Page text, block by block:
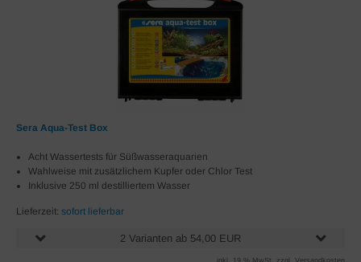
Sera Aqua-Test Box
Acht Wassertests für Süßwasseraquarien
Wahlweise mit zusätzlichem Kupfer oder Chlor Test
Inklusive 250 ml destilliertem Wasser
Lieferzeit: sofort lieferbar
2 Varianten ab 54,00 EUR
inkl. 19 % MwSt. zzgl. Versandkosten